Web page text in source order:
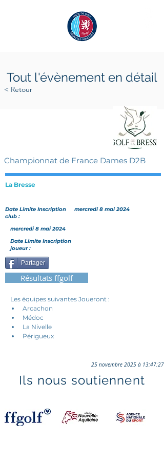
Tout l'évènement en détail
< Retour
Championnat de France Dames D2B
La Bresse
Date Limite Inscription
club :
mercredi 8 mai 2024
mercredi 8 mai 2024
Date Limite Inscription
joueur :
Partager
Résultats ffgolf
Les équipes suivantes Joueront :
Arcachon
Médoc
La Nivelle
Périgueux
25 novembre 2025 à 13:47:27
Ils nous soutiennent